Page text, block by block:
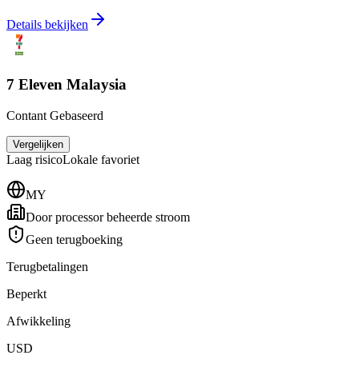
Details bekijken
7 Eleven Malaysia
Contant Gebaseerd
Vergelijken
Laag risicoLokale favoriet
MY
Door processor beheerde stroom
Geen terugboeking
Terugbetalingen
Beperkt
Afwikkeling
USD